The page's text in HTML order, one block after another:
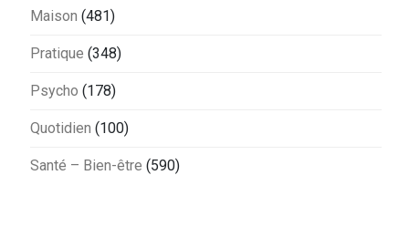
Maison (481)
Pratique (348)
Psycho (178)
Quotidien (100)
Santé – Bien-être (590)